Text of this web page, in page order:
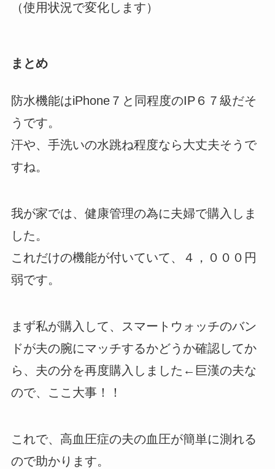
（使用状況で変化します）
まとめ
防水機能はiPhone７と同程度のIP６７級だそ
うです。
汗や、手洗いの水跳ね程度なら大丈夫そうで
すね。
我が家では、健康管理の為に夫婦で購入しま
した。
これだけの機能が付いていて、４，０００円
弱です。
まず私が購入して、スマートウォッチのバン
ドが夫の腕にマッチするかどうか確認してか
ら、夫の分を再度購入しました←巨漢の夫な
ので、ここ大事！！
これで、高血圧症の夫の血圧が簡単に測れる
ので助かります。